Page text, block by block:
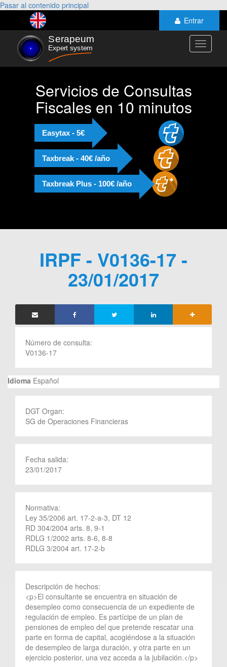
Pasar al contenido principal
Entrar
Toggle
Servicios de Consultas
Fiscales en 10 minutos
Easytax - 5€
Taxbreak - 40€ /año
Taxbreak Plus - 100€ /año
IRPF - V0136-17 -
23/01/2017
Número de consulta:
V0136-17
Idioma Español
DGT Organ:
SG de Operaciones Financieras
Fecha salida:
23/01/2017
Normativa:
Ley 35/2006 art. 17-2-a-3, DT 12
RD 304/2004 arts. 8, 9-1
RDLG 1/2002 arts. 8-6, 8-8
RDLG 3/2004 art. 17-2-b
Descripción de hechos:
<p>El consultante se encuentra en situación de
desempleo como consecuencia de un expediente de
regulación de empleo. Es partícipe de un plan de
pensiones de empleo del que pretende rescatar una
parte en forma de capital, acogiéndose a la situación
de desempleo de larga duración, y otra parte en un
ejercicio posterior, una vez acceda a la jubilación.</p>